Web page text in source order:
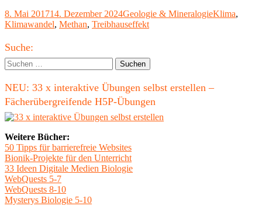
Energieträger
der
Klimakiller?"
Veröffentlicht
am
8. Mai 201714. Dezember 2024Kategorien
Geologie & MineralogieSchlagwörter
Klima,
Klimawandel, Methan, Treibhauseffekt
Haupt-
Seitenleiste
Suche:
Suchen
nach:
NEU: 33 x interaktive Übungen selbst erstellen –
Fächerübergreifende H5P-Übungen
Weitere Bücher:
50 Tipps für barrierefreie Websites
Bionik-Projekte für den Unterricht
33 Ideen Digitale Medien Biologie
WebQuests 5-7
WebQuests 8-10
Mysterys Biologie 5-10